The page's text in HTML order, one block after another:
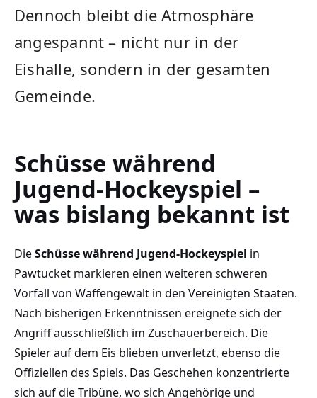
Dennoch bleibt die Atmosphäre
angespannt – nicht nur in der
Eishalle, sondern in der gesamten
Gemeinde.
Schüsse während
Jugend-Hockeyspiel –
was bislang bekannt ist
DieSchüsse während Jugend-Hockeyspiel in
Pawtucket markieren einen weiteren schweren
Vorfall von Waffengewalt in den Vereinigten Staaten.
Nach bisherigen Erkenntnissen ereignete sich der
Angriff ausschließlich im Zuschauerbereich. Die
Spieler auf dem Eis blieben unverletzt, ebenso die
Offiziellen des Spiels. Das Geschehen konzentrierte
sich auf die Tribüne, wo sich Angehörige und